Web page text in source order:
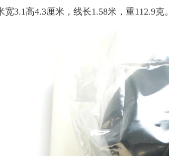
3.1高4.3厘米，线长1.58米，重112.9克。